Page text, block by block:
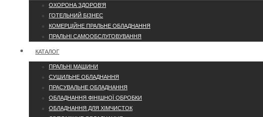
ОХОРОНА ЗДОРОВ’Я
ГОТЕЛЬНИЙ БІЗНЕС
КОМЕРЦІЙНЕ ПРАЛЬНЕ ОБЛАДНАННЯ
ПРАЛЬНІ САМООБСЛУГОВУВАННЯ
КАТАЛОГ
ПРАЛЬНІ МАШИНИ
СУШИЛЬНЕ ОБЛАДНАННЯ
ПРАСУВАЛЬНЕ ОБЛАДНАННЯ
ОБЛАДНАННЯ ФІНІШНОЇ ОБРОБКИ
ОБЛАДНАННЯ ДЛЯ ХІМЧИСТОК